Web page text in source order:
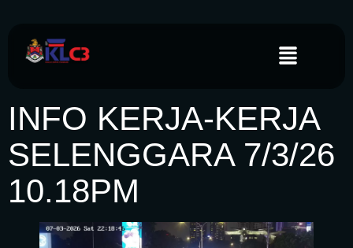
INFO KERJA-KERJA
SELENGGARA 7/3/26
10.18PM